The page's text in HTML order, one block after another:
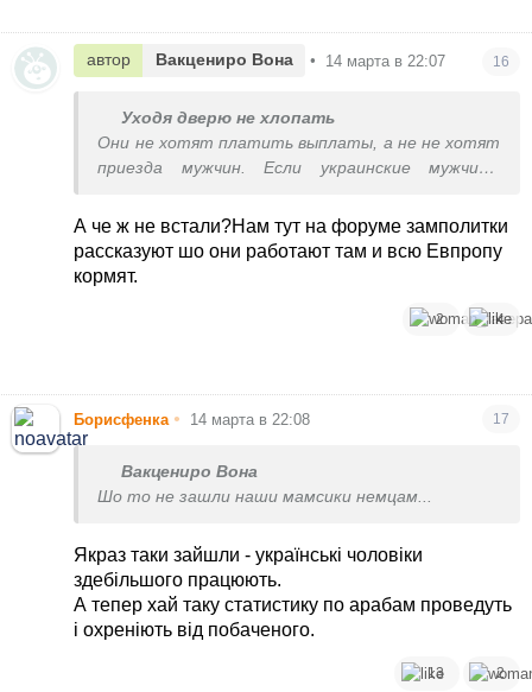
автор Вакцениро Вона • 14 марта в 22:07 16
Уходя дверю не хлопать
Они не хотят платить выплаты, а не не хотят
приезда мужчин. Если украинские мужчины
А че ж не встали?Нам тут на форуме замполитки
рассказуют шо они работают там и всю Евпропу
кормят.
2 4
Борисфенка • 14 марта в 22:08 17
Вакцениро Вона
Шо то не зашли наши мамсики немцам...
Якраз таки зайшли - українські чоловіки
здебільшого працюють.
А тепер хай таку статистику по арабам проведуть
і охреніють від побаченого.
13 2